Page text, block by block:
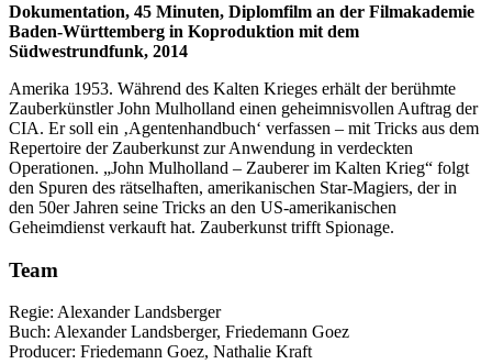
Dokumentation, 45 Minuten, Diplomfilm an der Filmakademie
Baden-Württemberg in Koproduktion mit dem
Südwestrundfunk, 2014
Amerika 1953. Während des Kalten Krieges erhält der berühmte
Zauberkünstler John Mulholland einen geheimnisvollen Auftrag der
CIA. Er soll ein ‚Agentenhandbuch‘ verfassen – mit Tricks aus dem
Repertoire der Zauberkunst zur Anwendung in verdeckten
Operationen. „John Mulholland – Zauberer im Kalten Krieg“ folgt
den Spuren des rätselhaften, amerikanischen Star-Magiers, der in
den 50er Jahren seine Tricks an den US-amerikanischen
Geheimdienst verkauft hat. Zauberkunst trifft Spionage.
Team
Regie: Alexander Landsberger
Buch: Alexander Landsberger, Friedemann Goez
Producer: Friedemann Goez, Nathalie Kraft